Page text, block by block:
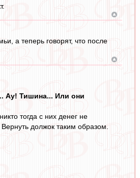
а теперь говорят, что после
Ау! Тишина... Или они
тогда с них денег не
должок таким образом.